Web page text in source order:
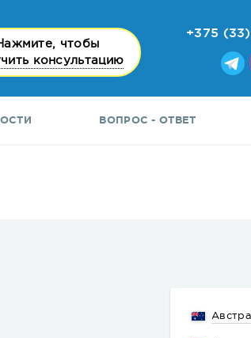
чтобы
консультацию
+375
ВОПРОС - ОТВЕТ